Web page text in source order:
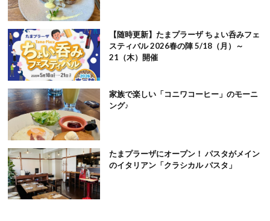
【随時更新】たまプラーザ ちょい呑みフェ
スティバル 2026春の陣 5/18（月）～
21（木）開催
家族で楽しい「コニワコーヒー」のモーニ
ング♪
たまプラーザにオープン！ パスタがメイン
のイタリアン「クラシカル パスタ」